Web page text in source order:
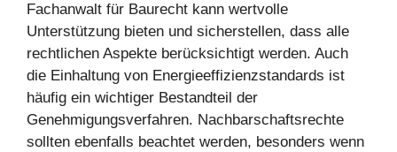
Fachanwalt für Baurecht kann wertvolle
Unterstützung bieten und sicherstellen, dass alle
rechtlichen Aspekte berücksichtigt werden. Auch
die Einhaltung von Energieeffizienzstandards ist
häufig ein wichtiger Bestandteil der
Genehmigungsverfahren. Nachbarschaftsrechte
sollten ebenfalls beachtet werden, besonders wenn